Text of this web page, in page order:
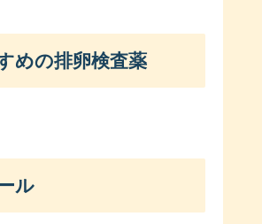
めの排卵検査薬
ル